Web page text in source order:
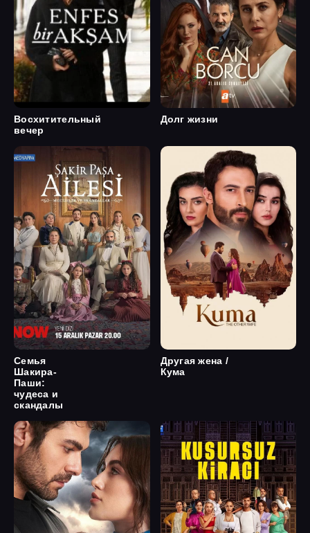
Восхитительный
вечер
Долг жизни
Семья
Шакира-
Паши:
чудеса и
скандалы
Другая жена /
Кума